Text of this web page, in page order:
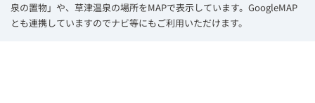
泉の置物」や、草津温泉の場所をMAPで表示しています。GoogleMAP
とも連携していますのでナビ等にもご利用いただけます。